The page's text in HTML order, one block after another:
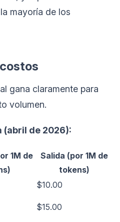
mayoría de los
gana claramente para
volumen.
(abril de 2026):
1M de
Salida (por 1M de
tokens)
$10.00
$15.00